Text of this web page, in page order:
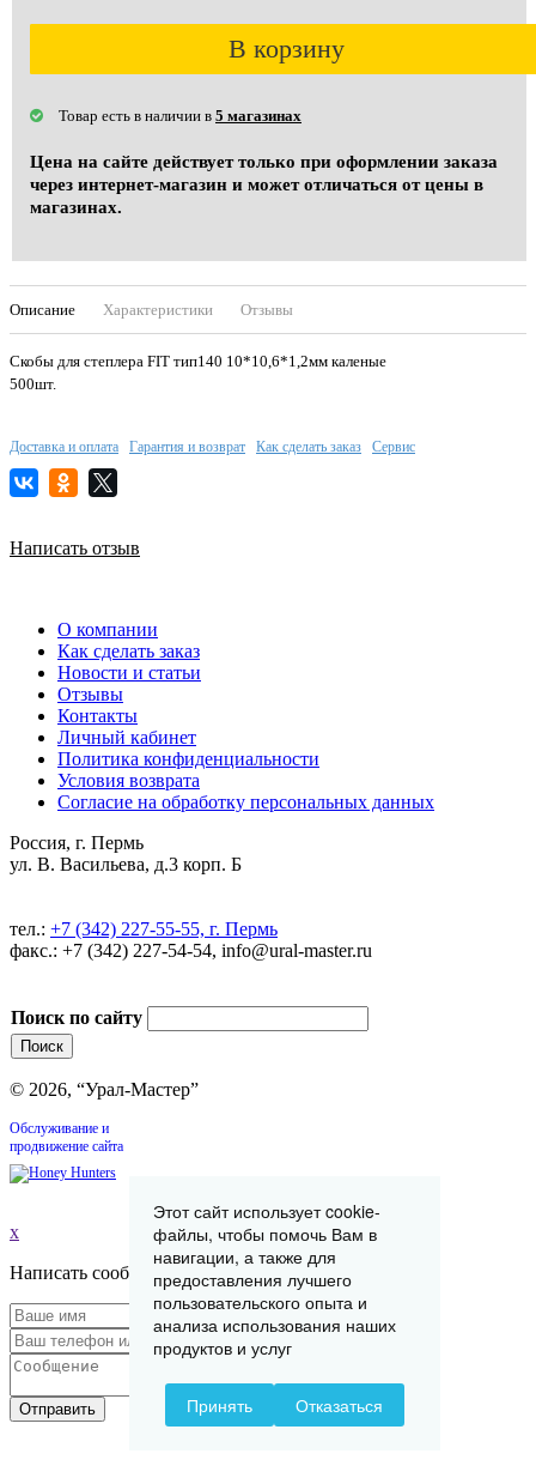
В корзину
Товар есть в наличии в 5 магазинах
Цена на сайте действует только при оформлении заказа
через интернет-магазин и может отличаться от цены в
магазинах.
Описание Характеристики Отзывы
Скобы для степлера FIT тип140 10*10,6*1,2мм каленые
500шт.
Доставка и оплата Гарантия и возврат Как сделать заказ Сервис
Написать отзыв
О компании
Как сделать заказ
Новости и статьи
Отзывы
Контакты
Личный кабинет
Политика конфиденциальности
Условия возврата
Согласие на обработку персональных данных
Россия, г. Пермь
ул. В. Васильева, д.3 корп. Б
тел.: +7 (342) 227-55-55, г. Пермь
факс.: +7 (342) 227-54-54, info@ural-master.ru
Поиск по сайту
© 2026, “Урал-Мастер”
Обслуживание и
продвижение сайта
x
Написать сообщение
Отправить
Этот сайт использует cookie-
файлы, чтобы помочь Вам в
навигации, а также для
предоставления лучшего
пользовательского опыта и
анализа использования наших
продуктов и услуг
Принять Отказаться